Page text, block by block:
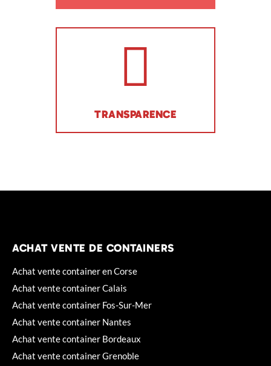
TRANSPARENCE
ACHAT VENTE DE CONTAINERS
Achat vente container en Corse
Achat vente container Calais
Achat vente container Fos-Sur-Mer
Achat vente container Nantes
Achat vente container Bordeaux
Achat vente container Grenoble